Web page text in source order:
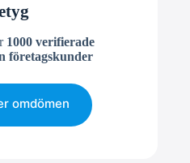
1000 verifierade
företagskunder
omdömen